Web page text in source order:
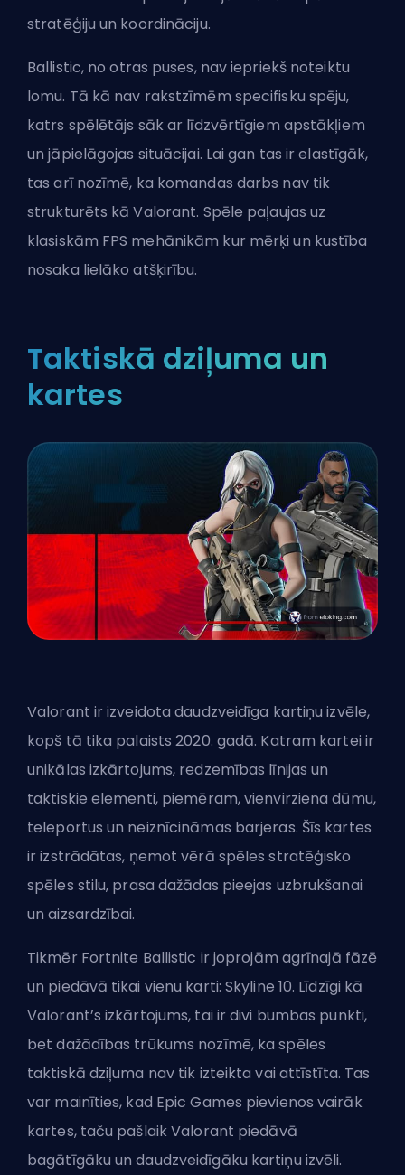
stratēģiju un koordināciju.
Ballistic, no otras puses, nav iepriekš noteiktu
lomu. Tā kā nav rakstzīmēm specifisku spēju,
katrs spēlētājs sāk ar līdzvērtīgiem apstākļiem
un jāpielāgojas situācijai. Lai gan tas ir elastīgāk,
tas arī nozīmē, ka komandas darbs nav tik
strukturēts kā Valorant. Spēle paļaujas uz
klasiskām FPS mehānikām kur mērķi un kustība
nosaka lielāko atšķirību.
Taktiskā dziļuma un
kartes
Valorant ir izveidota daudzveidīga kartiņu izvēle,
kopš tā tika palaists 2020. gadā. Katram kartei ir
unikālas izkārtojums, redzemības līnijas un
taktiskie elementi, piemēram, vienvirziena dūmu,
teleportus un neiznīcināmas barjeras. Šīs kartes
ir izstrādātas, ņemot vērā spēles stratēģisko
spēles stilu, prasa dažādas pieejas uzbrukšanai
un aizsardzībai.
Tikmēr Fortnite Ballistic ir joprojām agrīnajā fāzē
un piedāvā tikai vienu karti: Skyline 10. Līdzīgi kā
Valorant’s izkārtojums, tai ir divi bumbas punkti,
bet dažādības trūkums nozīmē, ka spēles
taktiskā dziļuma nav tik izteikta vai attīstīta. Tas
var mainīties, kad Epic Games pievienos vairāk
kartes, taču pašlaik Valorant piedāvā
bagātīgāku un daudzveidīgāku kartiņu izvēli.